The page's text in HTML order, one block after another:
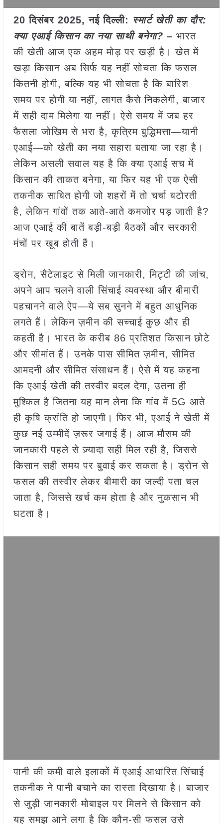
20 दिसंबर 2025, नई दिल्ली: स्मार्ट खेती का दौर:
क्या एआई किसान का नया साथी बनेगा? – भारत
की खेती आज एक अहम मोड़ पर खड़ी है। खेत में
खड़ा किसान अब सिर्फ यह नहीं सोचता कि फसल
कितनी होगी, बल्कि यह भी सोचता है कि बारिश
समय पर होगी या नहीं, लागत कैसे निकलेगी, बाजार
में सही दाम मिलेगा या नहीं। ऐसे समय में जब हर
फैसला जोखिम से भरा है, कृत्रिम बुद्धिमत्ता—यानी
एआई—को खेती का नया सहारा बताया जा रहा है।
लेकिन असली सवाल यह है कि क्या एआई सच में
किसान की ताकत बनेगा, या फिर यह भी एक ऐसी
तकनीक साबित होगी जो शहरों में तो चर्चा बटोरती
है, लेकिन गांवों तक आते-आते कमजोर पड़ जाती है?
आज एआई की बातें बड़ी-बड़ी बैठकों और सरकारी
मंचों पर खूब होती हैं।
ड्रोन, सैटेलाइट से मिली जानकारी, मिट्टी की जांच,
अपने आप चलने वाली सिंचाई व्यवस्था और बीमारी
पहचानने वाले ऐप—ये सब सुनने में बहुत आधुनिक
लगते हैं। लेकिन ज़मीन की सच्चाई कुछ और ही
कहती है। भारत के करीब 86 प्रतिशत किसान छोटे
और सीमांत हैं। उनके पास सीमित ज़मीन, सीमित
आमदनी और सीमित संसाधन हैं। ऐसे में यह कहना
कि एआई खेती की तस्वीर बदल देगा, उतना ही
मुश्किल है जितना यह मान लेना कि गांव में 5G आते
ही कृषि क्रांति हो जाएगी। फिर भी, एआई ने खेती में
कुछ नई उम्मीदें ज़रूर जगाई हैं। आज मौसम की
जानकारी पहले से ज़्यादा सही मिल रही है, जिससे
किसान सही समय पर बुवाई कर सकता है। ड्रोन से
फसल की तस्वीर लेकर बीमारी का जल्दी पता चल
जाता है, जिससे खर्च कम होता है और नुकसान भी
घटता है।
पानी की कमी वाले इलाकों में एआई आधारित सिंचाई
तकनीक ने पानी बचाने का रास्ता दिखाया है। बाजार
से जुड़ी जानकारी मोबाइल पर मिलने से किसान को
यह समझ आने लगा है कि कौन-सी फसल उसे